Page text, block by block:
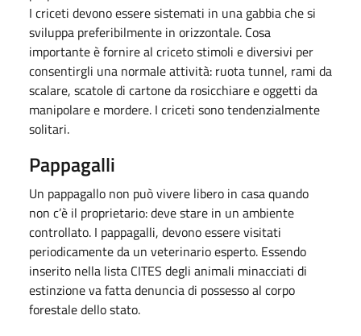
I criceti devono essere sistemati in una gabbia che si
sviluppa preferibilmente in orizzontale. Cosa
importante è fornire al criceto stimoli e diversivi per
consentirgli una normale attività: ruota tunnel, rami da
scalare, scatole di cartone da rosicchiare e oggetti da
manipolare e mordere. I criceti sono tendenzialmente
solitari.
Pappagalli
Un pappagallo non può vivere libero in casa quando
non c’è il proprietario: deve stare in un ambiente
controllato. I pappagalli, devono essere visitati
periodicamente da un veterinario esperto. Essendo
inserito nella lista CITES degli animali minacciati di
estinzione va fatta denuncia di possesso al corpo
forestale dello stato.